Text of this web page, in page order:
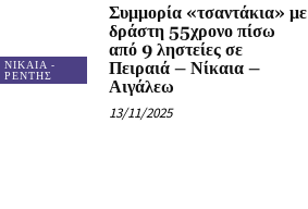
ΝΙΚΑΙΑ -
ΡΕΝΤΗΣ
Συμμορία «τσαντάκια» με
δράστη 55χρονο πίσω
από 9 ληστείες σε
Πειραιά – Νίκαια –
Αιγάλεω
13/11/2025